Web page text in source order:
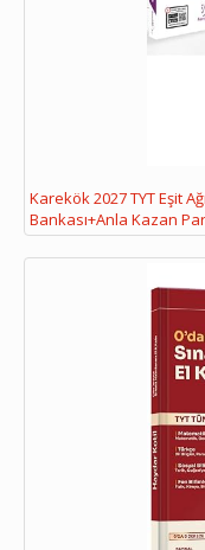
Karekök 2027 TYT Eşit
Bankası+Anla Kazan